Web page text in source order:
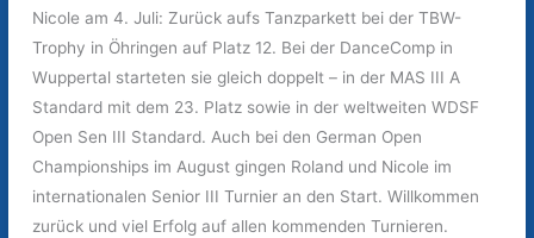
Nicole am 4. Juli: Zurück aufs Tanzparkett bei der TBW-
Trophy in Öhringen auf Platz 12. Bei der DanceComp in
Wuppertal starteten sie gleich doppelt – in der MAS III A
Standard mit dem 23. Platz sowie in der weltweiten WDSF
Open Sen III Standard. Auch bei den German Open
Championships im August gingen Roland und Nicole im
internationalen Senior III Turnier an den Start. Willkommen
zurück und viel Erfolg auf allen kommenden Turnieren.